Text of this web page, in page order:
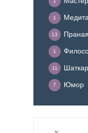
1
13
1
11
Юмор
7